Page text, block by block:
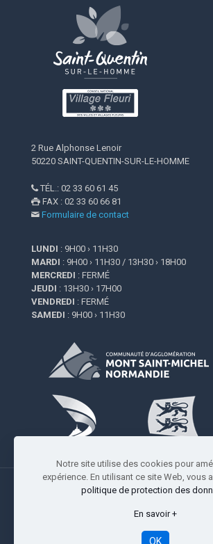
2 Rue Alphonse Lenoir
50220 SAINT-QUENTIN-SUR-LE-HOMME
 TÉL.: 02 33 60 61 45
 FAX : 02 33 60 66 81
 Formulaire de contact
LUNDI : 9H00 › 11H30
MARDI : 9H00 › 11H30 / 13H30 › 18H00
MERCREDI : FERMÉ
JEUDI : 13H30 › 17H00
VENDREDI : FERMÉ
SAMEDI : 9H00 › 11H30
Studio Resiliance
Notre site utilise des cookies pour
expérience. En utilisant ce site Web, vous
politique de protection des
En savoir +
OK